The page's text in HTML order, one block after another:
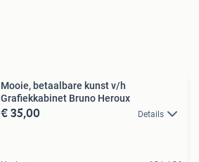
Mooie, betaalbare kunst v/h
Grafiekkabinet Bruno Heroux
€ 35,00 Details